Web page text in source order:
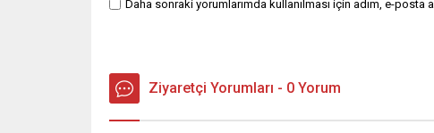
Daha sonraki yorumlarımda kullanılması için adım, e-
Ziyaretçi Yorumları - 0 Yorum